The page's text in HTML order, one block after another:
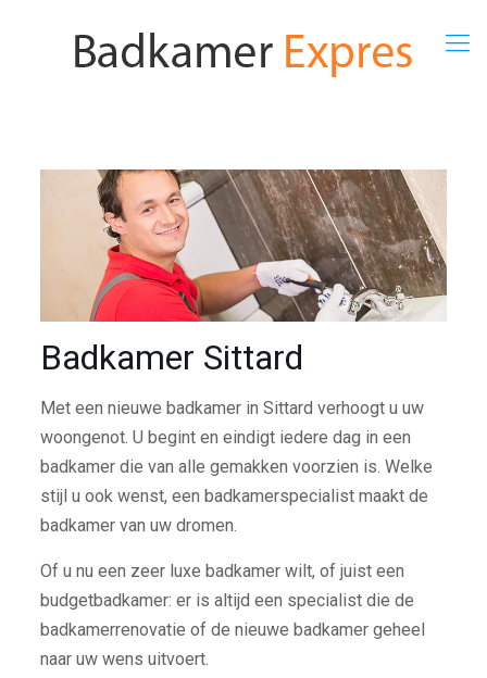
Badkamer Sittard
Met een nieuwe badkamer in Sittard verhoogt u uw
woongenot. U begint en eindigt iedere dag in een
badkamer die van alle gemakken voorzien is. Welke
stijl u ook wenst, een badkamerspecialist maakt de
badkamer van uw dromen.
Of u nu een zeer luxe badkamer wilt, of juist een
budgetbadkamer: er is altijd een specialist die de
badkamerrenovatie of de nieuwe badkamer geheel
naar uw wens uitvoert.